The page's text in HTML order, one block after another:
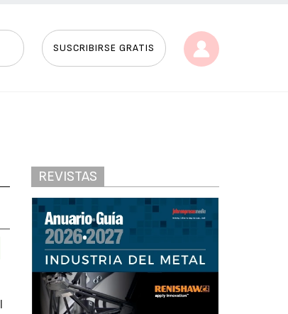
SUSCRIBIRSE GRATIS
REVISTAS